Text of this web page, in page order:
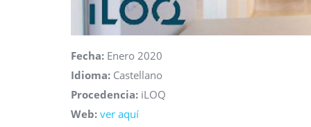
Fecha: Enero 2020
Idioma: Castellano
Procedencia: iLOQ
Web: ver aquí